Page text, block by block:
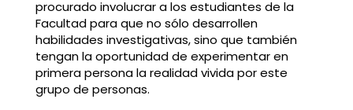
procurado involucrar a los estudiantes de la
Facultad para que no sólo desarrollen
habilidades investigativas, sino que también
tengan la oportunidad de experimentar en
primera persona la realidad vivida por este
grupo de personas.